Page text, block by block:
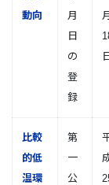
動向
月
日
の
登
録
月
日
比較
的低
温環
第
一
公